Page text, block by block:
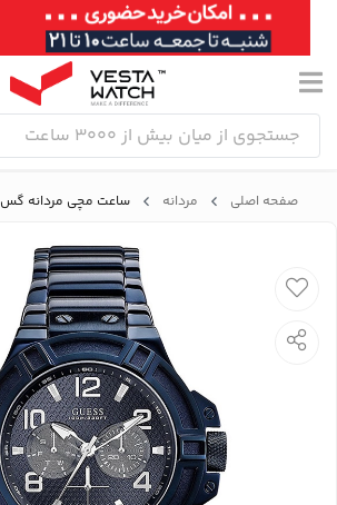
صفحه اصلی مردانه ساعت مچی مردانه گس GUESS مدل W0218G4